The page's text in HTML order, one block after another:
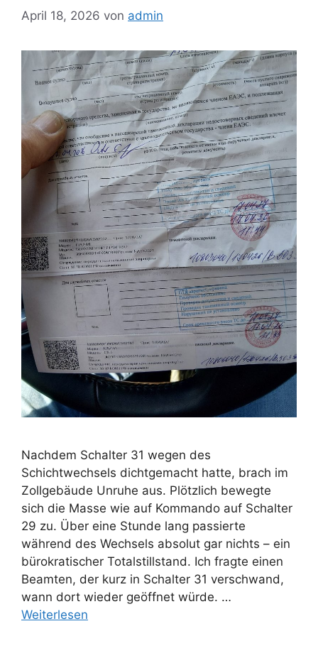
April 18, 2026 von admin
Nachdem Schalter 31 wegen des
Schichtwechsels dichtgemacht hatte, brach im
Zollgebäude Unruhe aus. Plötzlich bewegte
sich die Masse wie auf Kommando auf Schalter
29 zu. Über eine Stunde lang passierte
während des Wechsels absolut gar nichts – ein
bürokratischer Totalstillstand. Ich fragte einen
Beamten, der kurz in Schalter 31 verschwand,
wann dort wieder geöffnet würde. …
Weiterlesen